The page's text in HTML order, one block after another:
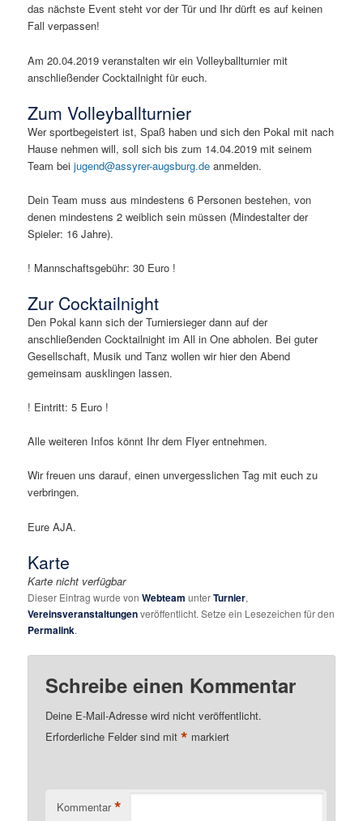
das nächste Event steht vor der Tür und Ihr dürft es auf keinen
Fall verpassen!
Am 20.04.2019 veranstalten wir ein Volleyballturnier mit
anschließender Cocktailnight für euch.
Zum Volleyballturnier
Wer sportbegeistert ist, Spaß haben und sich den Pokal mit nach
Hause nehmen will, soll sich bis zum 14.04.2019 mit seinem
Team beijugend@assyrer-augsburg.de anmelden.
Dein Team muss aus mindestens 6 Personen bestehen, von
denen mindestens 2 weiblich sein müssen (Mindestalter der
Spieler: 16 Jahre).
! Mannschaftsgebühr: 30 Euro !
Zur Cocktailnight
Den Pokal kann sich der Turniersieger dann auf der
anschließenden Cocktailnight im All in One abholen. Bei guter
Gesellschaft, Musik und Tanz wollen wir hier den Abend
gemeinsam ausklingen lassen.
! Eintritt: 5 Euro !
Alle weiteren Infos könnt Ihr dem Flyer entnehmen.
Wir freuen uns darauf, einen unvergesslichen Tag mit euch zu
verbringen.
Eure AJA.
Karte
Karte nicht verfügbar
Dieser Eintrag wurde vonWebteam unterTurnier,
Vereinsveranstaltungenveröffentlicht. Setze ein Lesezeichen für den
Permalink.
Schreibe einen Kommentar
Deine E-Mail-Adresse wird nicht veröffentlicht.
Erforderliche Felder sind mit* markiert
Kommentar *